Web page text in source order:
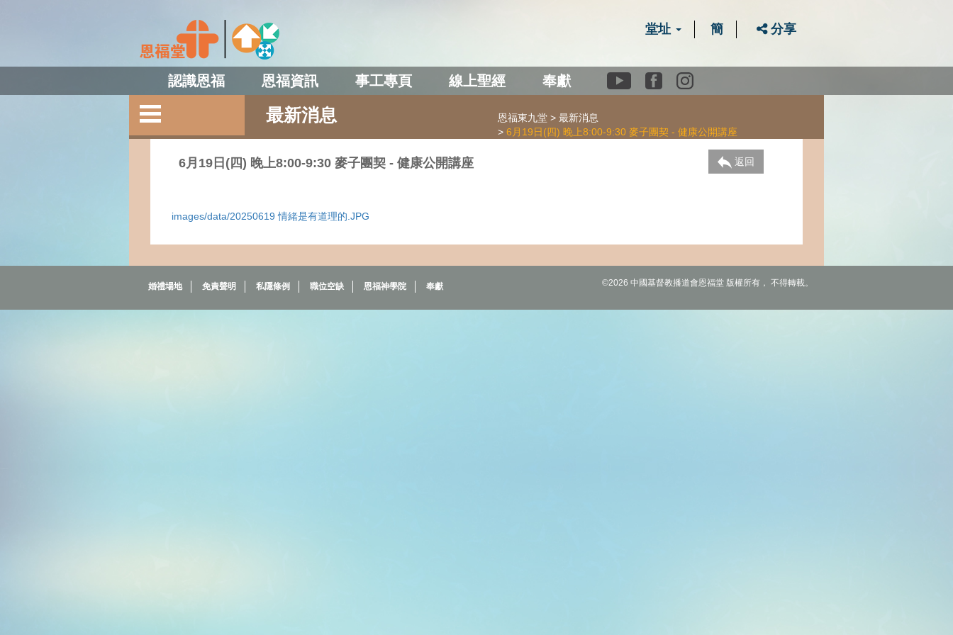
堂址 簡 分享
認識恩福 恩福資訊 事工專頁 線上聖經 奉獻
YoutubeFacebook
最新消息 恩福東九堂
最新消息
6月19日(四) 晚上8:00-9:30 麥子團契 - 健康公開講座
6月19日(四) 晚上8:00-9:30 麥子團契 - 健康公開講座 返回
images/data/20250619 情緒是有道理的.JPG
婚禮場地 免責聲明 私隱條例 職位空缺 恩福神學院 奉獻 ©2026 中國基督教播道會恩福堂 版權所有， 不得轉載。